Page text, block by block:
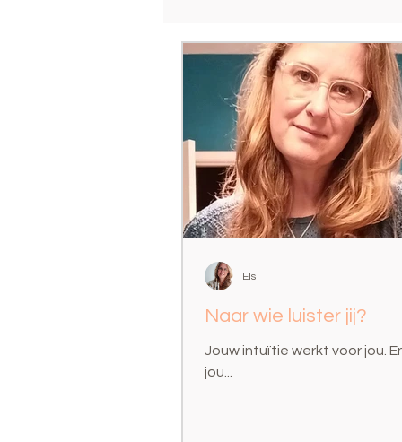
Naar wie luister jij?
Jouw intuïtie werkt voor jou.
jou...
Els